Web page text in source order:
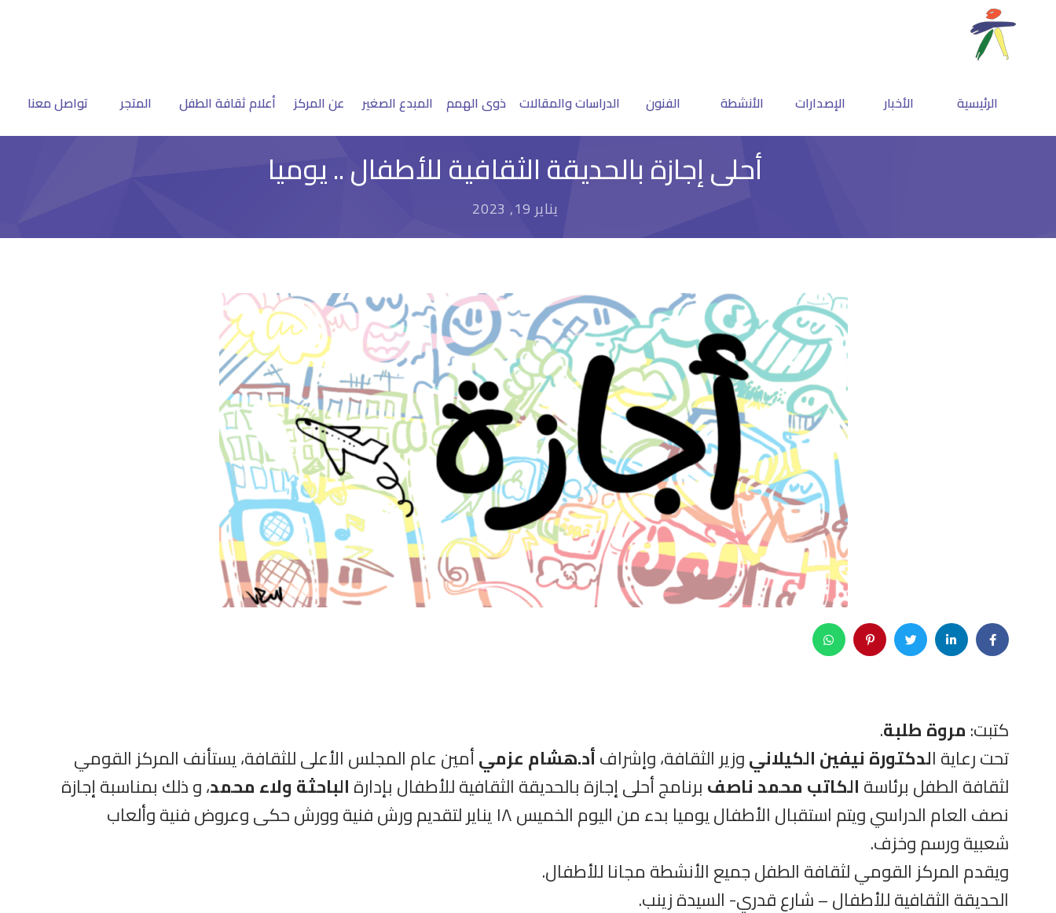
الرئيسية الأخبار الإصدارات الأنشطة الفنون الدراسات والمقالات ذوى الهمم المبدع الصغير عن المركز أعلام ثقافة الطفل المتجر تواصل معنا
أحلى إجازة بالحديقة الثقافية للأطفال .. يوميا
يناير 19, 2023
كتبت:مروة طلبة.
تحت رعاية الدكتورة نيفين الكيلانيوزير الثقافة، وإشرافأد.هشام عزميأمين عام المجلس الأعلى للثقافة، يستأنف المركز القومي
لثقافة الطفل برئاسةالكاتب محمد ناصفبرنامج أحلى إجازة بالحديقة الثقافية للأطفال بإدارةالباحثة ولاء محمد، و ذلك بمناسبة إجازة
نصف العام الدراسي ويتم استقبال الأطفال يوميا بدء من اليوم الخميس ١٨ يناير لتقديم ورش فنية وورش حكى وعروض فنية وألعاب
شعبية ورسم وخزف.
ويقدم المركز القومي لثقافة الطفل جميع الأنشطة مجانا للأطفال.
الحديقة الثقافية للأطفال – شارع قدري- السيدة زينب.